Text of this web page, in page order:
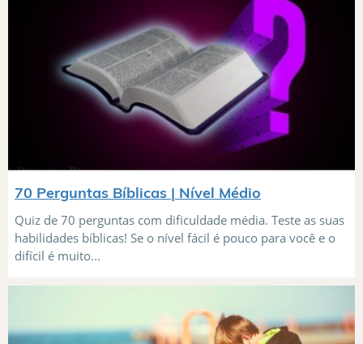
70 Perguntas Bíblicas | Nível Médio
Quiz de 70 perguntas com dificuldade média. Teste as suas
habilidades bíblicas! Se o nível fácil é pouco para você e o
difícil é muito...